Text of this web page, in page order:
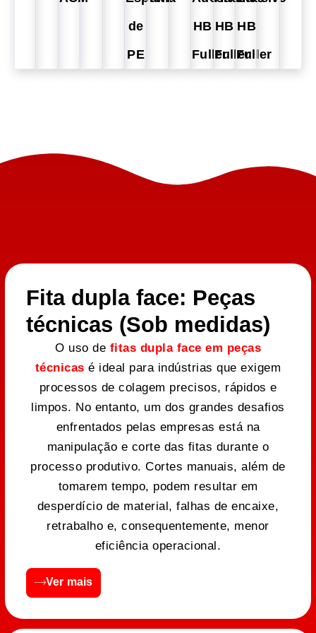
de
PE
HB
Fuller
HB
Fuller
HB
Fuller
Fita dupla face: Peças
técnicas (Sob medidas)
O uso de fitas dupla face em peças
técnicas é ideal para indústrias que exigem
processos de colagem precisos, rápidos e
limpos. No entanto, um dos grandes desafios
enfrentados pelas empresas está na
manipulação e corte das fitas durante o
processo produtivo. Cortes manuais, além de
tomarem tempo, podem resultar em
desperdício de material, falhas de encaixe,
retrabalho e, consequentemente, menor
eficiência operacional.
Ver mais